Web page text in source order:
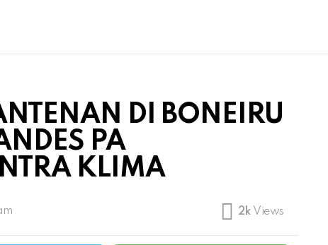
DI BONEIRU
PA
KLIMA
2k Views